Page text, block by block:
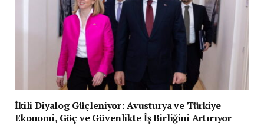
İkili Diyalog Güçleniyor: Avusturya ve Türkiye
Ekonomi, Göç ve Güvenlikte İş Birliğini Artırıyor